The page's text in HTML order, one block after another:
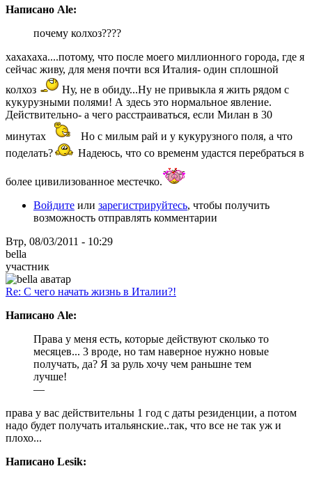
Написано Ale:
почему колхоз????
хахахаха....потому, что после моего миллионного города, где я
сейчас живу, для меня почти вся Италия- один сплошной
колхоз
Ну, не в обиду...Ну не привыкла я жить рядом с
кукурузными полями! А здесь это нормальное явление.
Действительно- а чего расстраиваться, если Милан в 30
минутах
Но с милым рай и у кукурузного поля, а что
поделать?
Надеюсь, что со временм удастся перебраться в
более цивилизованное местечко.
Войдите или зарегистрируйтесь, чтобы получить
возможность отправлять комментарии
Втр, 08/03/2011 - 10:29
bella
участник
Re: С чего начать жизнь в Италии?!
Написано Ale:
Права у меня есть, которые действуют сколько то
месяцев... 3 вроде, но там наверное нужно новые
получать, да? Я за руль хочу чем раньшне тем
лучше!
—
права у вас действительны 1 год с даты резиденции, а потом
надо будет получать итальянские..так, что все не так уж и
плохо...
Написано Lesik: